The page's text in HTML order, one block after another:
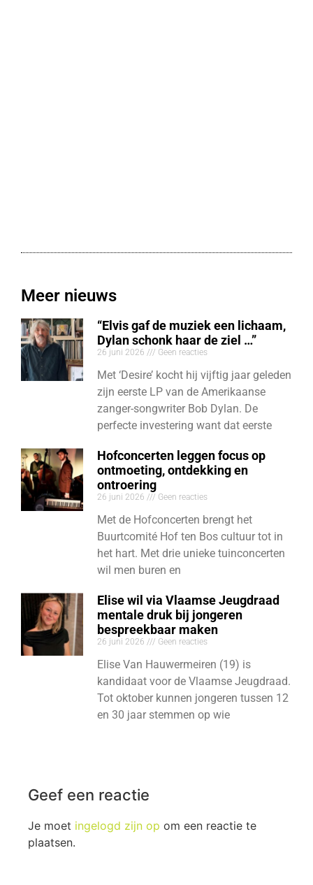
Meer nieuws
“Elvis gaf de muziek een lichaam,
Dylan schonk haar de ziel …”
26 juni 2026 Geen reacties
Met ‘Desire’ kocht hij vijftig jaar geleden
zijn eerste LP van de Amerikaanse
zanger-songwriter Bob Dylan. De
perfecte investering want dat eerste
Hofconcerten leggen focus op
ontmoeting, ontdekking en
ontroering
26 juni 2026 Geen reacties
Met de Hofconcerten brengt het
Buurtcomité Hof ten Bos cultuur tot in
het hart. Met drie unieke tuinconcerten
wil men buren en
Elise wil via Vlaamse Jeugdraad
mentale druk bij jongeren
bespreekbaar maken
26 juni 2026 Geen reacties
Elise Van Hauwermeiren (19) is
kandidaat voor de Vlaamse Jeugdraad.
Tot oktober kunnen jongeren tussen 12
en 30 jaar stemmen op wie
Geef een reactie
Je moet ingelogd zijn op om een reactie te
plaatsen.